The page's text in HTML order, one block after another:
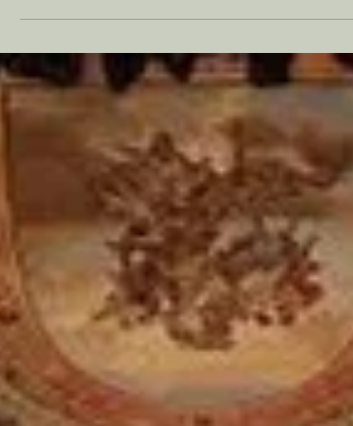
31 ║ Benevento 1
“Qui? A Benevento ? Non c’è niente”